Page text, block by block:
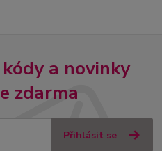
a novinky
zdarma
Přihlásit se